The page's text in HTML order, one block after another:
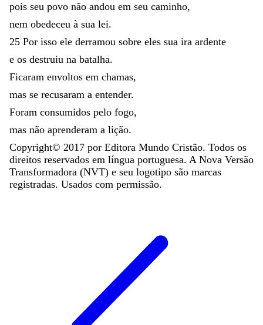
pois seu povo não andou em seu caminho,
nem obedeceu à sua lei.
25 Por isso ele derramou sobre eles sua ira ardente
e os destruiu na batalha.
Ficaram envoltos em chamas,
mas se recusaram a entender.
Foram consumidos pelo fogo,
mas não aprenderam a lição.
Copyright© 2017 por Editora Mundo Cristão. Todos os
direitos reservados em língua portuguesa. A Nova Versão
Transformadora (NVT) e seu logotipo são marcas
registradas. Usados com permissão.